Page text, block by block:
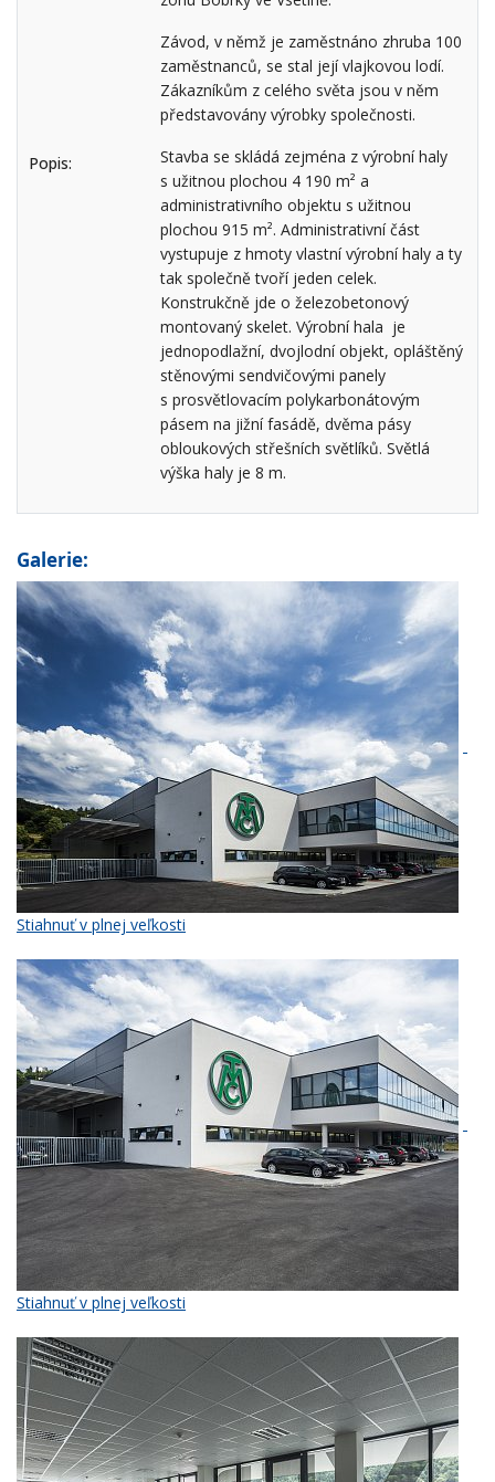
Popis:
Závod, v němž je zaměstnáno zhruba 100
zaměstnanců, se stal její vlajkovou lodí.
Zákazníkům z celého světa jsou v něm
představovány výrobky společnosti.
Stavba se skládá zejména z výrobní haly
s užitnou plochou 4 190 m² a
administrativního objektu s užitnou
plochou 915 m². Administrativní část
vystupuje z hmoty vlastní výrobní haly a ty
tak společně tvoří jeden celek.
Konstrukčně jde o železobetonový
montovaný skelet. Výrobní hala je
jednopodlažní, dvojlodní objekt, opláštěný
stěnovými sendvičovými panely
s prosvětlovacím polykarbonátovým
pásem na jižní fasádě, dvěma pásy
obloukových střešních světlíků. Světlá
výška haly je 8 m.
Galerie:
Stiahnuť v plnej veľkosti
Stiahnuť v plnej veľkosti